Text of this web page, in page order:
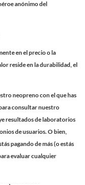
en el precio o la
reside en la durabilidad, el
neopreno con el que has
consultar nuestro
resultados de laboratorios
de usuarios. O bien,
pagando de más (o estás
evaluar cualquier